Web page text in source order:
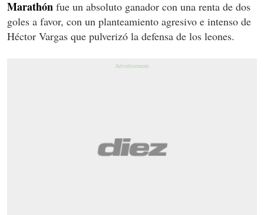
Marathón fue un absoluto ganador con una renta de dos
goles a favor, con un planteamiento agresivo e intenso de
Héctor Vargas que pulverizó la defensa de los leones.